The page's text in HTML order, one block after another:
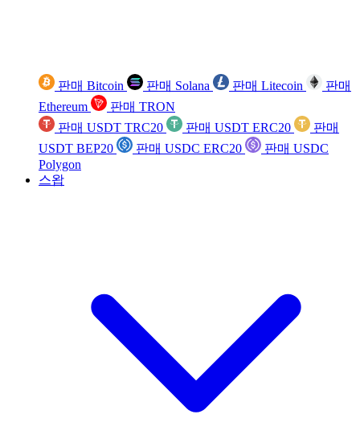
판매 Bitcoin 판매 Solana 판매 Litecoin
판매
Ethereum
판매 TRON
판매 USDT TRC20
판매 USDT ERC20
판매
USDT BEP20
판매 USDC ERC20
판매 USDC
Polygon
스왑